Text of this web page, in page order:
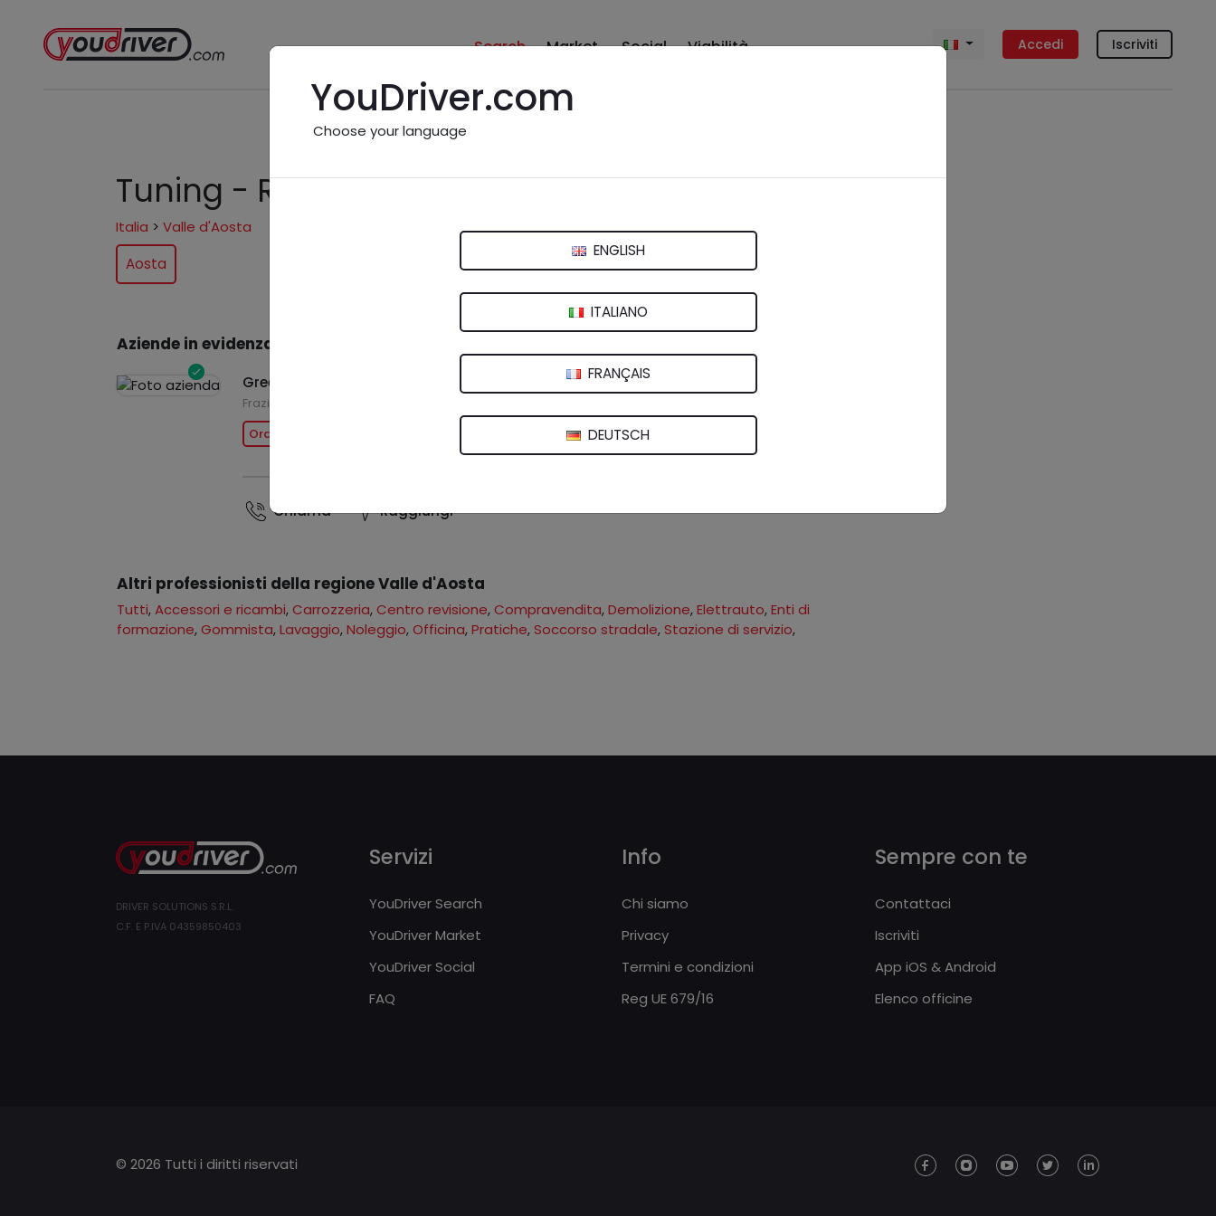
Search Market Social Viabilità Accedi Iscriviti
Tuning - Regione Valle d'Aosta
Italia > Valle d'Aosta
Aosta
Aziende in evidenza
Green motor service
Frazione Plan Felinaz, 37 - 11020 Charvensod (AO)
Ora chiuso
Chiama Raggiungi
Altri professionisti della regione Valle d'Aosta
Tutti,Accessori e ricambi,Carrozzeria,Centro revisione,Compravendita,Demolizione,Elettrauto,Enti di
formazione,Gommista,Lavaggio,Noleggio,Officina,Pratiche,Soccorso stradale,Stazione di servizio,
YouDriver.com
Choose your language
ENGLISH
ITALIANO
FRANÇAIS
DEUTSCH
DRIVER SOLUTIONS S.R.L.
C.F. E P.IVA 04359850403
Servizi
YouDriver Search
YouDriver Market
YouDriver Social
FAQ
Info
Chi siamo
Privacy
Termini e condizioni
Reg UE 679/16
Sempre con te
Contattaci
Iscriviti
App iOS & Android
Elenco officine
© 2026 Tutti i diritti riservati